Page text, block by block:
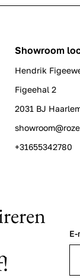
Showroom
Hendrik
Figeehal 2
2031 BJ
+31655342780